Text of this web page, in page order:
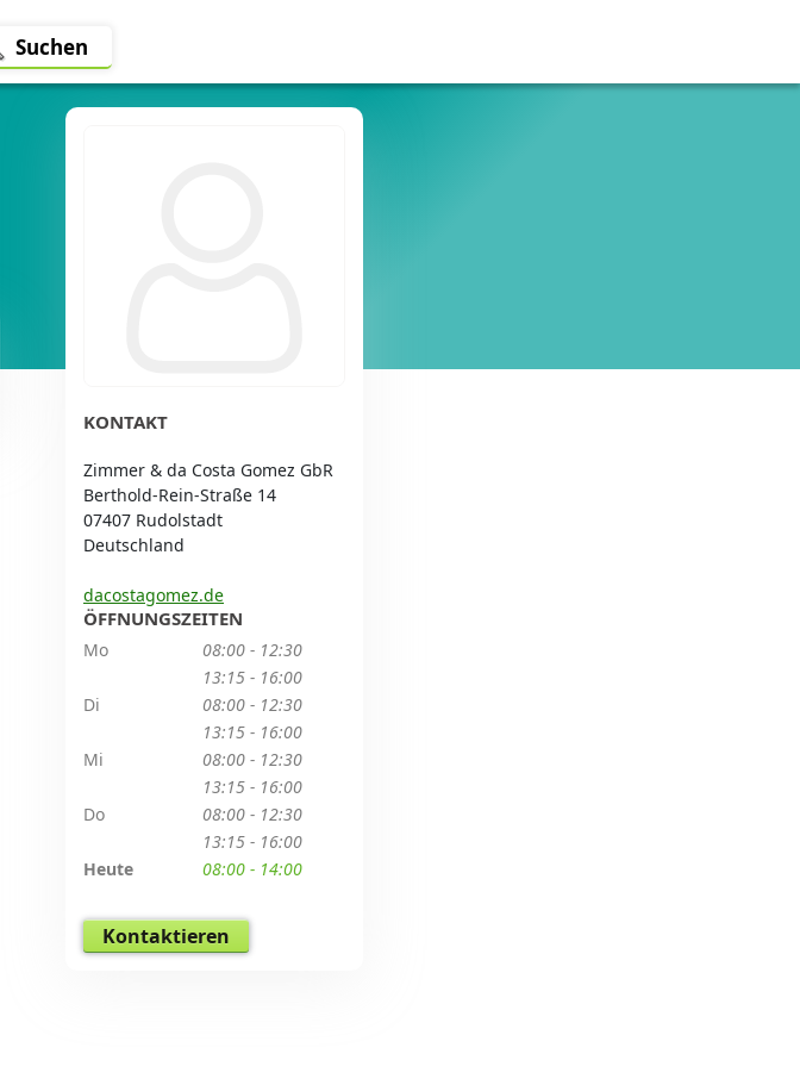
Suchen
KONTAKT
Zimmer & da Costa Gomez GbR
Berthold-Rein-Straße 14
07407 Rudolstadt
Deutschland
dacostagomez.de
ÖFFNUNGSZEITEN
Mo
08:00 - 12:30
13:15 - 16:00
Di
08:00 - 12:30
13:15 - 16:00
Mi
08:00 - 12:30
13:15 - 16:00
Do
08:00 - 12:30
13:15 - 16:00
Heute
08:00 - 14:00
Kontaktieren